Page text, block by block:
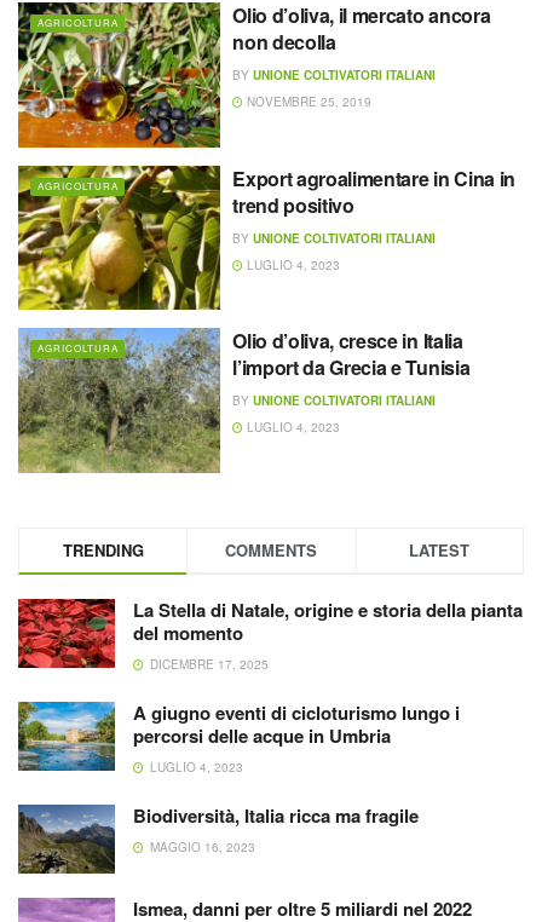
AGRICOLTURA
Olio d’oliva, il mercato ancora
non decolla
BY UNIONE COLTIVATORI ITALIANI
NOVEMBRE 25, 2019
AGRICOLTURA
Export agroalimentare in Cina in
trend positivo
BY UNIONE COLTIVATORI ITALIANI
LUGLIO 4, 2023
AGRICOLTURA
Olio d’oliva, cresce in Italia
l’import da Grecia e Tunisia
BY UNIONE COLTIVATORI ITALIANI
LUGLIO 4, 2023
TRENDING COMMENTS LATEST
La Stella di Natale, origine e storia della pianta
del momento
DICEMBRE 17, 2025
A giugno eventi di cicloturismo lungo i
percorsi delle acque in Umbria
LUGLIO 4, 2023
Biodiversità, Italia ricca ma fragile
MAGGIO 16, 2023
Ismea, danni per oltre 5 miliardi nel 2022